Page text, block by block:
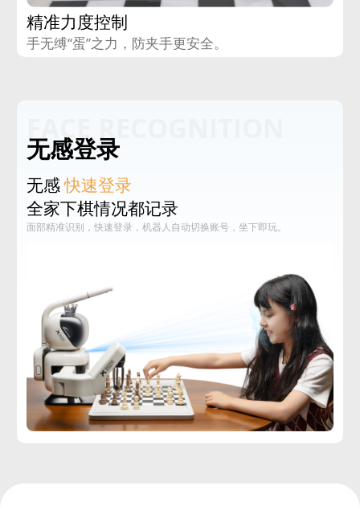
精准力度控制
手无缚“蛋”之力，防夹手更安全。
FACE RECOGNITION
无感登录
无感快速登录
全家下棋情况都记录
面部精准识别，快速登录，机器人自动切换账号，坐下即玩‌。